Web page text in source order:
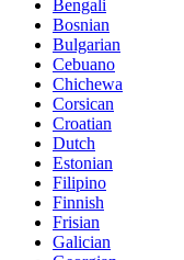
Bengali
Bosnian
Bulgarian
Cebuano
Chichewa
Corsican
Croatian
Dutch
Estonian
Filipino
Finnish
Frisian
Galician